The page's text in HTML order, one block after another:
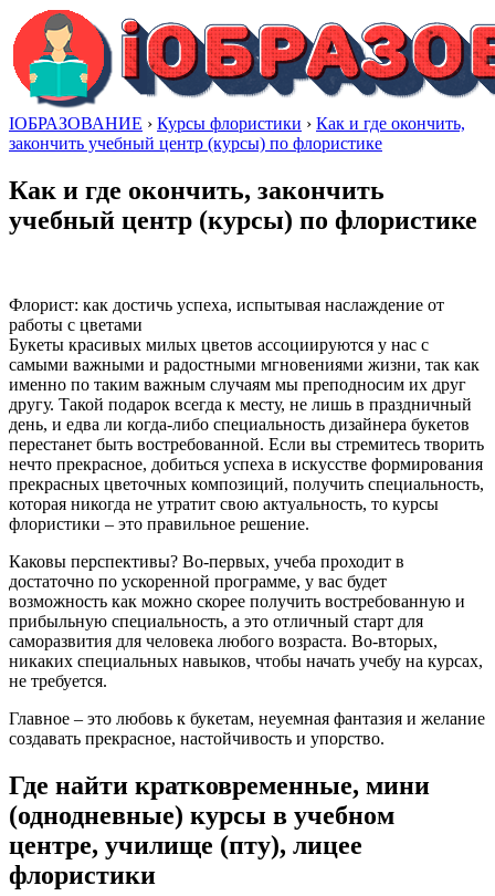
IОБРАЗОВАНИЕ › Курсы флористики › Как и где окончить,
закончить учебный центр (курсы) по флористике
Как и где окончить, закончить
учебный центр (курсы) по флористике
Флорист: как достичь успеха, испытывая наслаждение от
работы с цветами
Букеты красивых милых цветов ассоциируются у нас с
самыми важными и радостными мгновениями жизни, так как
именно по таким важным случаям мы преподносим их друг
другу. Такой подарок всегда к месту, не лишь в праздничный
день, и едва ли когда-либо специальность дизайнера букетов
перестанет быть востребованной. Если вы стремитесь творить
нечто прекрасное, добиться успеха в искусстве формирования
прекрасных цветочных композиций, получить специальность,
которая никогда не утратит свою актуальность, то курсы
флористики – это правильное решение.
Каковы перспективы? Во-первых, учеба проходит в
достаточно по ускоренной программе, у вас будет
возможность как можно скорее получить востребованную и
прибыльную специальность, а это отличный старт для
саморазвития для человека любого возраста. Во-вторых,
никаких специальных навыков, чтобы начать учебу на курсах,
не требуется.
Главное – это любовь к букетам, неуемная фантазия и желание
создавать прекрасное, настойчивость и упорство.
Где найти кратковременные, мини
(однодневные) курсы в учебном
центре, училище (пту), лицее
флористики